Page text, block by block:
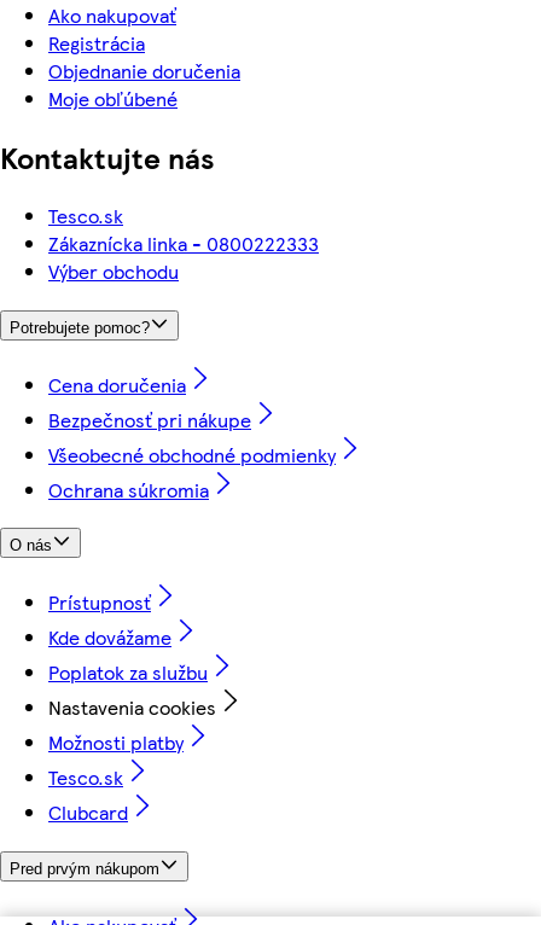
Ako nakupovať
Registrácia
Objednanie doručenia
Moje obľúbené
Kontaktujte nás
Tesco.sk
Zákaznícka linka - 0800222333
Výber obchodu
Potrebujete pomoc?
Cena doručenia
Bezpečnosť pri nákupe
Všeobecné obchodné podmienky
Ochrana súkromia
O nás
Prístupnosť
Kde dovážame
Poplatok za službu
Nastavenia cookies
Možnosti platby
Tesco.sk
Clubcard
Pred prvým nákupom